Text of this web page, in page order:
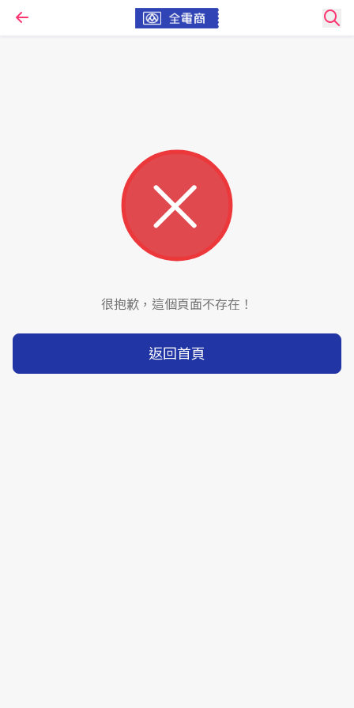
很抱歉，這個頁面不存在！
返回首頁